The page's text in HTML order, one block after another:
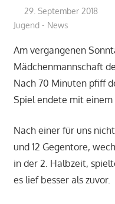
29. September 2018
Jugend - News
Am vergangenen
Mädchenmannschaft
Nach 70 Minuten pfiff
Spiel endete mit
Nach einer für uns
und 12 Gegentore,
in der 2. Halbzeit,
es lief besser als zuvor.